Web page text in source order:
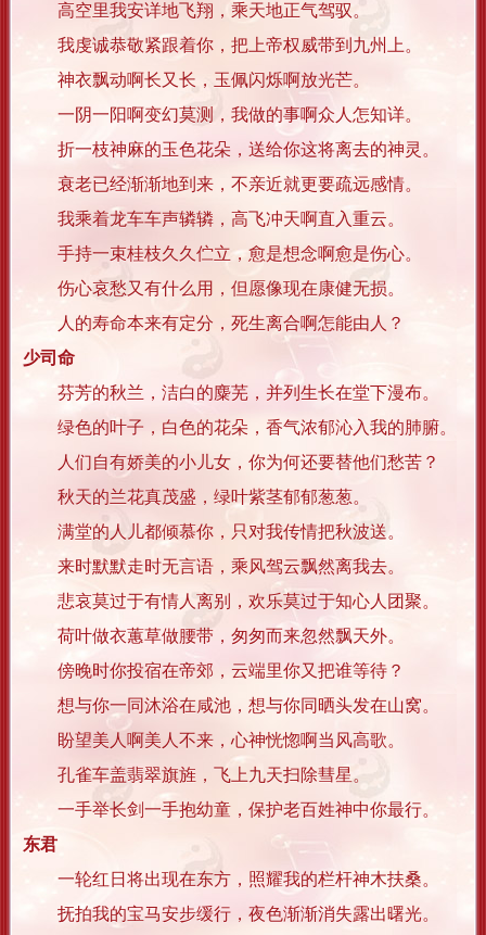
高空里我安详地飞翔，乘天地正气驾驭。
我虔诚恭敬紧跟着你，把上帝权威带到九州上。
神衣飘动啊长又长，玉佩闪烁啊放光芒。
一阴一阳啊变幻莫测，我做的事啊众人怎知详。
折一枝神麻的玉色花朵，送给你这将离去的神灵。
衰老已经渐渐地到来，不亲近就更要疏远感情。
我乘着龙车车声辚辚，高飞冲天啊直入重云。
手持一束桂枝久久伫立，愈是想念啊愈是伤心。
伤心哀愁又有什么用，但愿像现在康健无损。
人的寿命本来有定分，死生离合啊怎能由人？
少司命
芬芳的秋兰，洁白的麋芜，并列生长在堂下漫布。
绿色的叶子，白色的花朵，香气浓郁沁入我的肺腑。
人们自有娇美的小儿女，你为何还要替他们愁苦？
秋天的兰花真茂盛，绿叶紫茎郁郁葱葱。
满堂的人儿都倾慕你，只对我传情把秋波送。
来时默默走时无言语，乘风驾云飘然离我去。
悲哀莫过于有情人离别，欢乐莫过于知心人团聚。
荷叶做衣蕙草做腰带，匆匆而来忽然飘天外。
傍晚时你投宿在帝郊，云端里你又把谁等待？
想与你一同沐浴在咸池，想与你同晒头发在山窝。
盼望美人啊美人不来，心神恍惚啊当风高歌。
孔雀车盖翡翠旗旌，飞上九天扫除彗星。
一手举长剑一手抱幼童，保护老百姓神中你最行。
东君
一轮红日将出现在东方，照耀我的栏杆神木扶桑。
抚拍我的宝马安步缓行，夜色渐渐消失露出曙光。